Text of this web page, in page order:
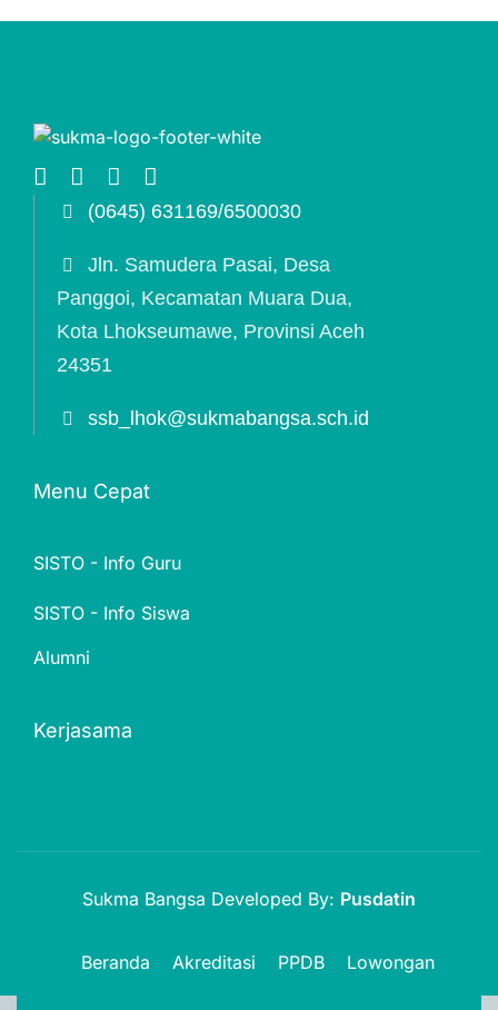
(0645) 631169/6500030
Jln. Samudera Pasai, Desa
Panggoi, Kecamatan Muara Dua,
Kota Lhokseumawe, Provinsi Aceh
24351
ssb_lhok@sukmabangsa.sch.id
Menu Cepat
SISTO - Info Guru
SISTO - Info Siswa
Alumni
Kerjasama
Sukma Bangsa Developed By: Pusdatin
Beranda Akreditasi PPDB Lowongan